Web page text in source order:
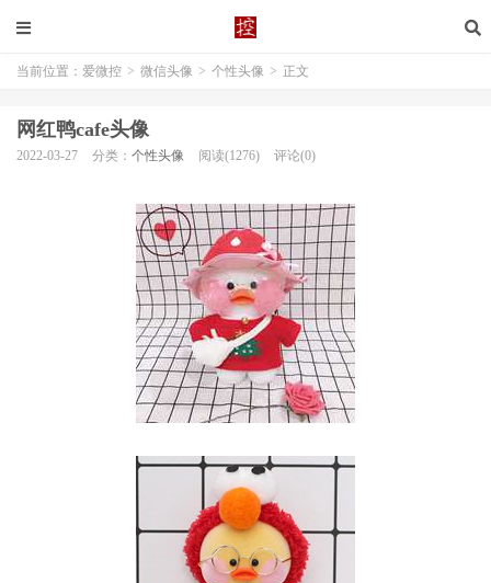
当前位置： 爱微控 > 微信头像 > 个性头像 > 正文
网红鸭cafe头像
2022-03-27 分类： 个性头像 阅读(1276) 评论(0)